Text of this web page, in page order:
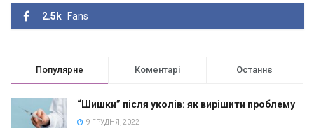
2.5k Fans
Популярне Коментарі Останнє
“Шишки” після уколів: як вирішити проблему
9 ГРУДНЯ, 2022